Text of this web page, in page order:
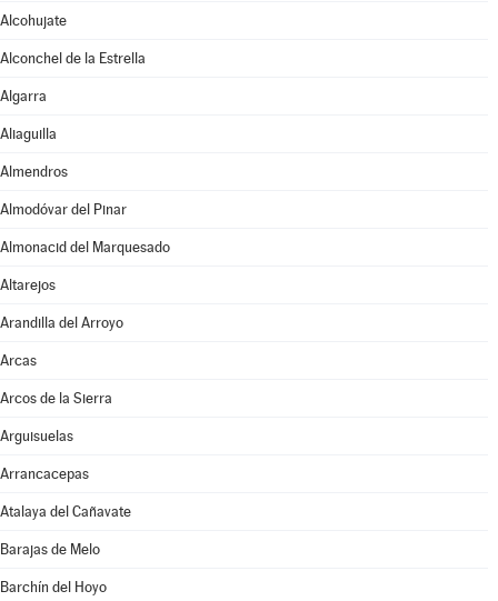
Alcohujate
Alconchel de la Estrella
Algarra
Aliaguilla
Almendros
Almodóvar del Pinar
Almonacid del Marquesado
Altarejos
Arandilla del Arroyo
Arcas
Arcos de la Sierra
Arguisuelas
Arrancacepas
Atalaya del Cañavate
Barajas de Melo
Barchín del Hoyo